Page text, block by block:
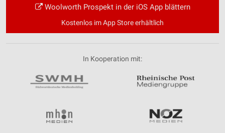
Woolworth Prospekt in der iOS App blättern
Kostenlos im App Store erhältlich
In Kooperation mit: